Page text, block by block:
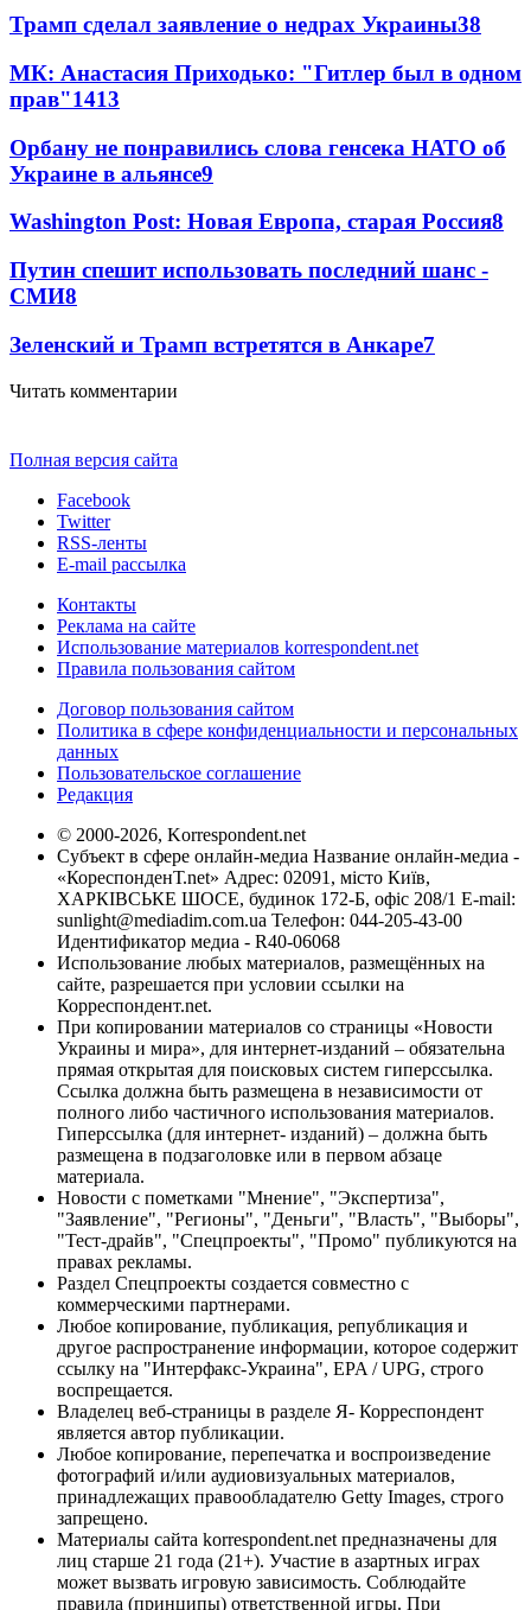
Трамп сделал заявление о недрах Украины38
МК: Анастасия Приходько: "Гитлер был в одном
прав"1413
Орбану не понравились слова генсека НАТО об
Украине в альянсе9
Washington Post: Новая Европа, старая Россия8
Путин спешит использовать последний шанс -
СМИ8
Зеленский и Трамп встретятся в Анкаре7
Читать комментарии
Полная версия сайта
Facebook
Twitter
RSS-ленты
E-mail рассылка
Контакты
Реклама на сайте
Использование материалов korrespondent.net
Правила пользования сайтом
Договор пользования сайтом
Политика в сфере конфиденциальности и персональных
данных
Пользовательское соглашение
Редакция
© 2000-2026, Korrespondent.net
Субъект в сфере онлайн-медиа Название онлайн-медиа -
«КореспонденТ.net» Адрес: 02091, місто Київ,
ХАРКІВСЬКЕ ШОСЕ, будинок 172-Б, офіс 208/1 E-mail:
sunlight@mediadim.com.ua Телефон: 044-205-43-00
Идентификатор медиа - R40-06068
Использование любых материалов, размещённых на
сайте, разрешается при условии ссылки на
Корреспондент.net.
При копировании материалов со страницы «Новости
Украины и мира», для интернет-изданий – обязательна
прямая открытая для поисковых систем гиперссылка.
Ссылка должна быть размещена в независимости от
полного либо частичного использования материалов.
Гиперссылка (для интернет- изданий) – должна быть
размещена в подзаголовке или в первом абзаце
материала.
Новости с пометками "Мнение", "Экспертиза",
"Заявление", "Регионы", "Деньги", "Власть", "Выборы",
"Тест-драйв", "Спецпроекты", "Промо" публикуются на
правах рекламы.
Раздел Спецпроекты создается совместно с
коммерческими партнерами.
Любое копирование, публикация, републикация и
другое распространение информации, которое содержит
ссылку на "Интерфакс-Украина", EPA / UPG, строго
воспрещается.
Владелец веб-страницы в разделе Я- Корреспондент
является автор публикации.
Любое копирование, перепечатка и воспроизведение
фотографий и/или аудиовизуальных материалов,
принадлежащих правообладателю Getty Images, строго
запрещено.
Материалы сайта korrespondent.net предназначены для
лиц старше 21 года (21+). Участие в азартных играх
может вызвать игровую зависимость. Соблюдайте
правила (принципы) ответственной игры. При